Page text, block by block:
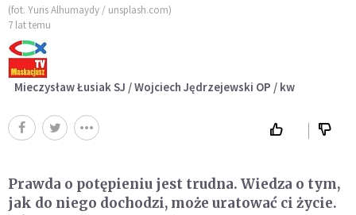
(fot. Yuris Alhumaydy / unsplash.com)
7 lat temu
Mieczysław Łusiak SJ / Wojciech Jędrzejewski OP / kw
Prawda o potępieniu jest trudna. Wiedza o tym,
jak do niego dochodzi, może uratować ci życie.